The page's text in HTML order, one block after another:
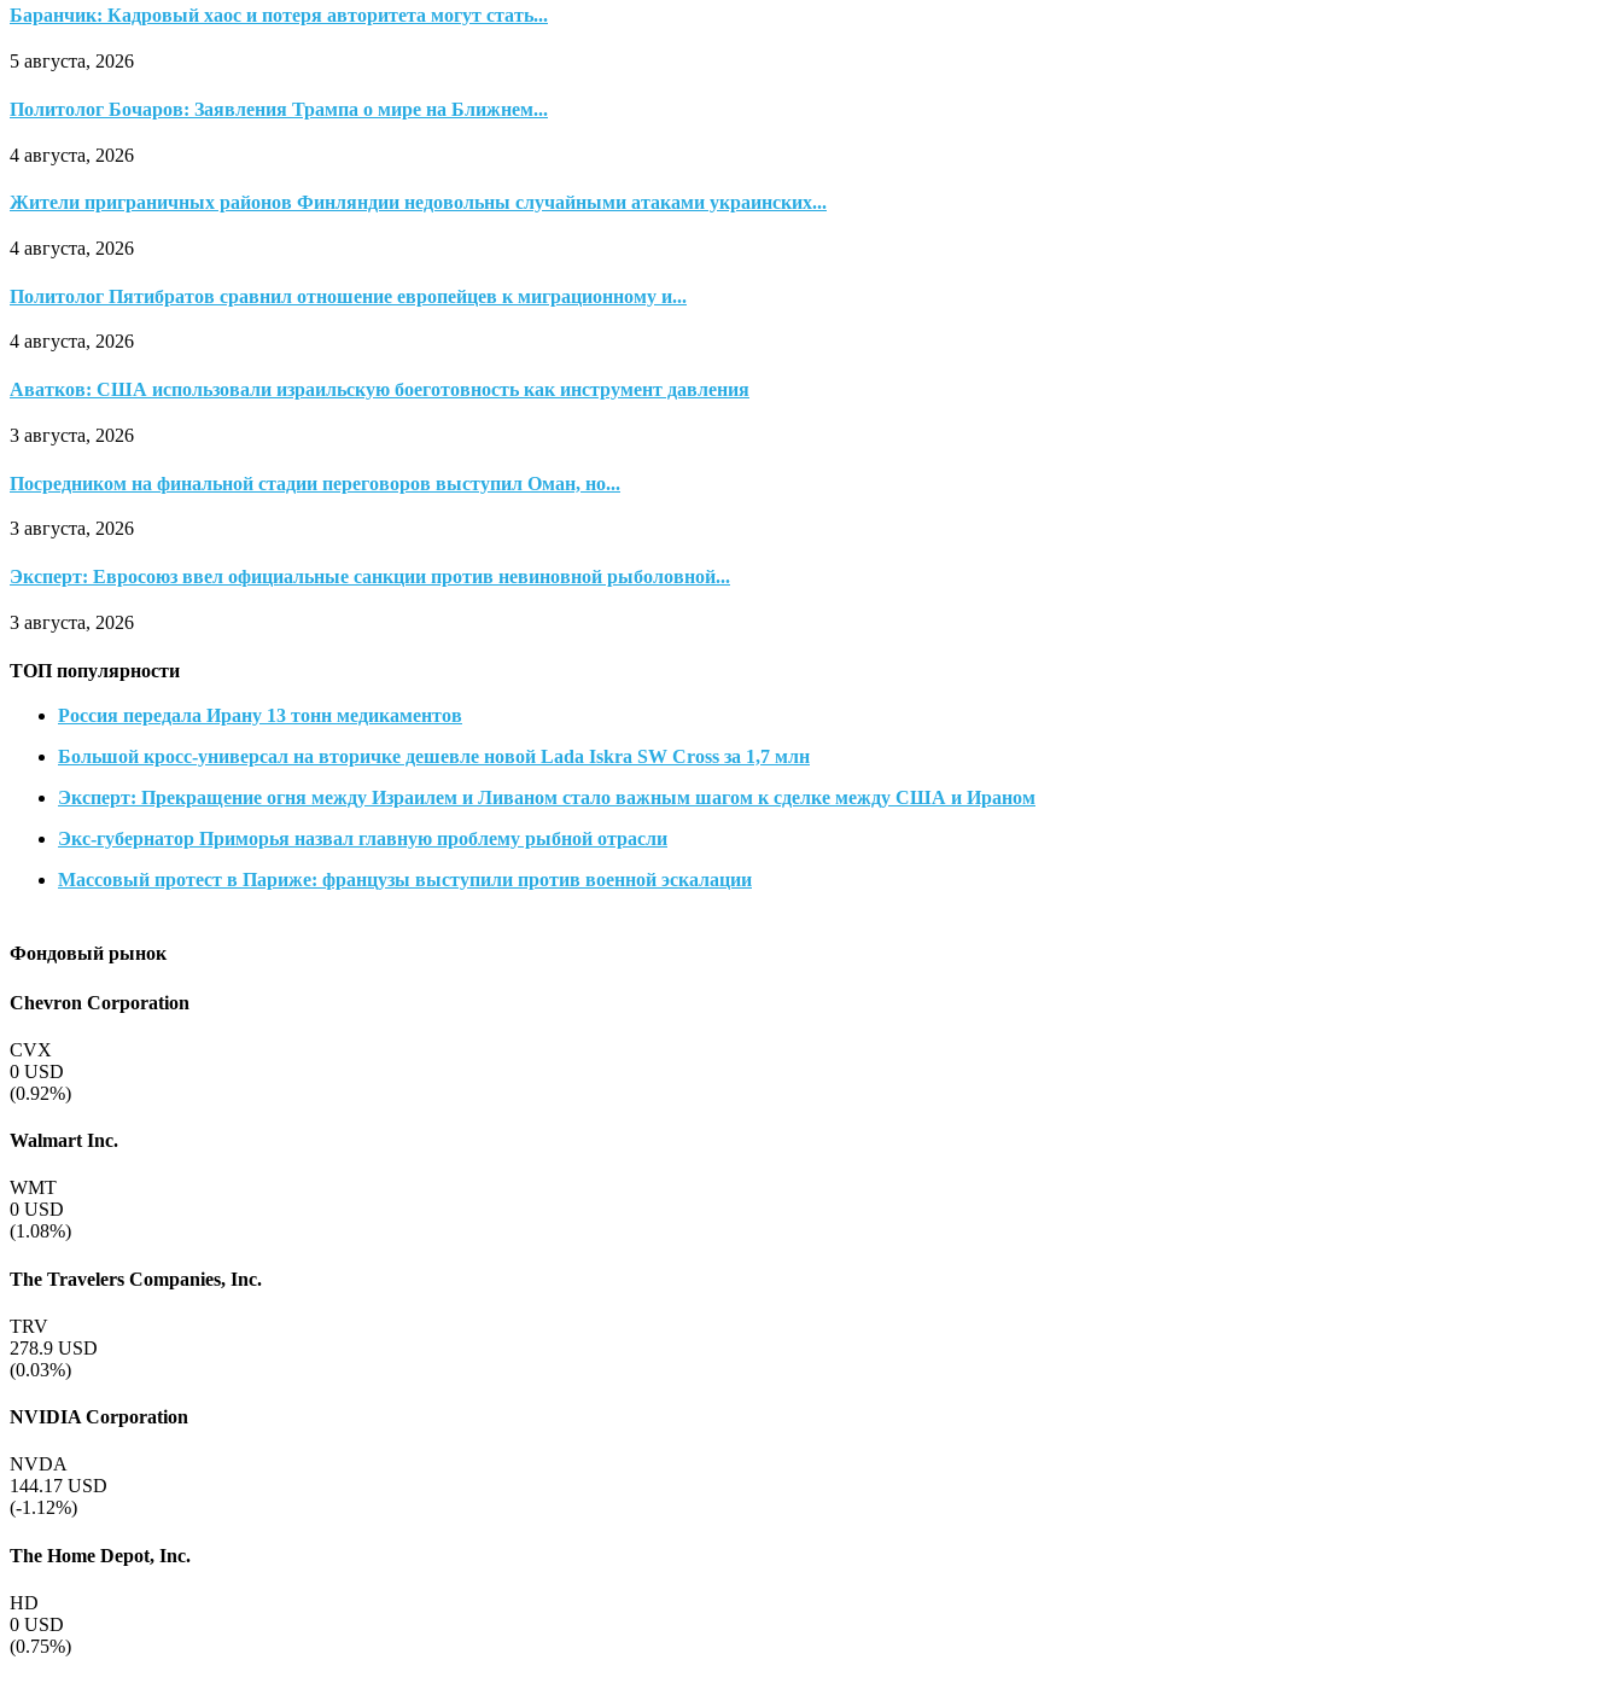
Баранчик: Кадровый хаос и потеря авторитета могут стать...
5 августа, 2026
Политолог Бочаров: Заявления Трампа о мире на Ближнем...
4 августа, 2026
Жители приграничных районов Финляндии недовольны случайными атаками украинских...
4 августа, 2026
Политолог Пятибратов сравнил отношение европейцев к миграционному и...
4 августа, 2026
Аватков: США использовали израильскую боеготовность как инструмент давления
3 августа, 2026
Посредником на финальной стадии переговоров выступил Оман, но...
3 августа, 2026
Эксперт: Евросоюз ввел официальные санкции против невиновной рыболовной...
3 августа, 2026
ТОП популярности
Россия передала Ирану 13 тонн медикаментов
Большой кросс-универсал на вторичке дешевле новой Lada Iskra SW Cross за 1,7 млн
Эксперт: Прекращение огня между Израилем и Ливаном стало важным шагом к сделке между США и Ираном
Экс-губернатор Приморья назвал главную проблему рыбной отрасли
Массовый протест в Париже: французы выступили против военной эскалации
Фондовый рынок
Chevron Corporation
CVX
0 USD
(0.92%)
Walmart Inc.
WMT
0 USD
(1.08%)
The Travelers Companies, Inc.
TRV
278.9 USD
(0.03%)
NVIDIA Corporation
NVDA
144.17 USD
(-1.12%)
The Home Depot, Inc.
HD
0 USD
(0.75%)